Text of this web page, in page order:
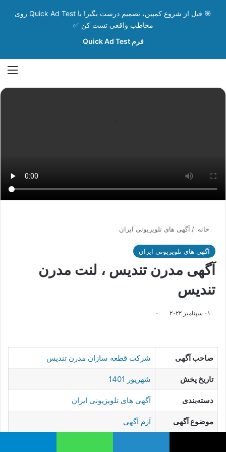
🎯 قبل از شروع کمپین، تصمیم درست بگیر! با Quick Ad Test روی
مخاطب واقعی تست کن ✅
فرم Quick Ad Test
تغییر پوسته
خانه / آگهی های تلویزیونی ایران
آگهی های تلویزیونی ایران
آگهی مدرن تندیس ، لنت مدرن
تندیس
۰۱ سپتامبر ۲۰۲۲ ۰
صاحب آگهی شرکت قطعه سازان مدرن تندیس
تاریخ پخش شهریور 1401
دسته‌بندی آگهی های تلویزیونی ایران
موضوع آگهی آرم آگهی